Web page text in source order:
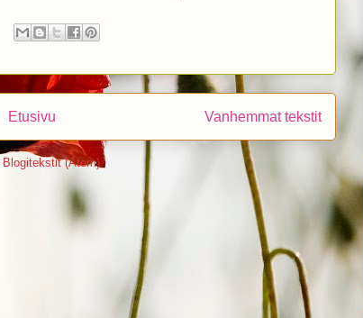
Vanhemmat tekstit
Etusivu
Blogitekstit (Atom)